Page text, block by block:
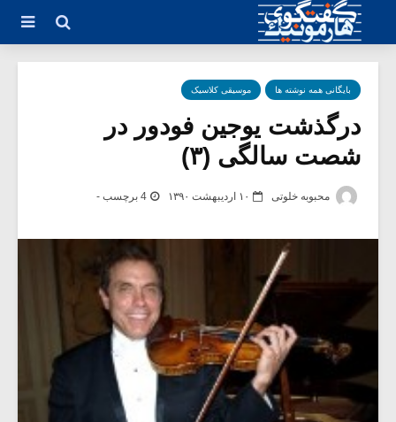
بایگانی همه نوشته ها موسیقی کلاسیک
درگذشت یوجین فودور در
شصت سالگی (۳)
محبوبه خلوتی ۱۰ اردیبهشت ۱۳۹۰ 4 برچسب -